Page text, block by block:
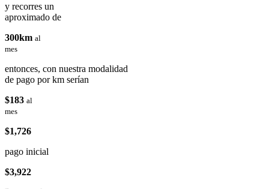
y recorres un
aproximado de
300km al
mes
entonces, con nuestra modalidad
de pago por km serían
$183 al
mes
$1,726
pago inicial
$3,922